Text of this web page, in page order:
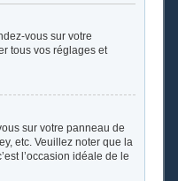
vous sur votre
tous vos réglages et
sur votre panneau de
etc. Veuillez noter que la
l’occasion idéale de le